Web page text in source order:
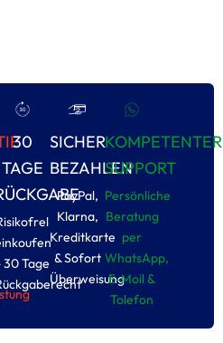
30
TAGE
30 Tage
SICHER
BEZAHLEN
PayPal,
Klarna,
Kreditkarte
& Sofort
Überweisung
KOMPETENTER
SUPPORT
Persönliche
Beratung
per
WhatsApp,
E-Moil &
Tolefon